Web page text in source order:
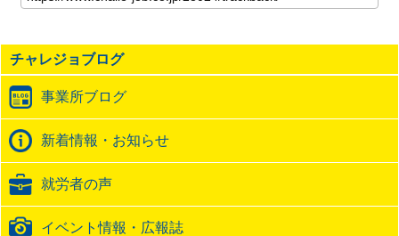
記
の
ト
ッ
ク
バ
ッ
URL
チャレジョブログ
事業所ブログ
新着情報・お知らせ
就労者の声
イベント情報・広報誌